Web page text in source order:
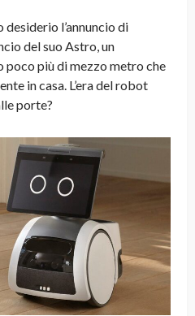
l’annuncio di
del suo Astro, un
più di mezzo metro che
in casa. L’era del robot
porte?